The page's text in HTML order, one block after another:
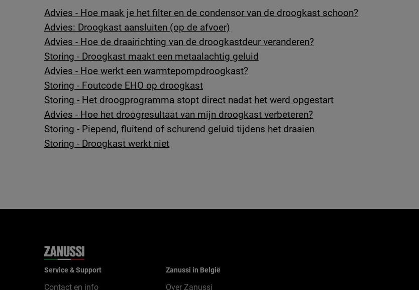
Advies - Hoe maak je het filter en de condensor van de droogkast schoon?
Advies: Droogkast aansluiten (op de afvoer)
Advies - Hoe de draairichting van de droogkastdeur veranderen?
Storing - Droogkast maakt een metaalachtig geluid
Advies - Hoe werkt een warmtepompdroogkast?
Storing - Foutcode EHO op droogkast
Storing - Het droogprogramma stopt direct nadat het werd opgestart
Advies - Hoe het droogresultaat van mijn droogkast verbeteren?
Storing - Piepend, fluitend of schurend geluid tijdens het draaien
Storing - Droogkast werkt niet
Service & Support
Contact en info
Zanussi in België
Over Zanussi